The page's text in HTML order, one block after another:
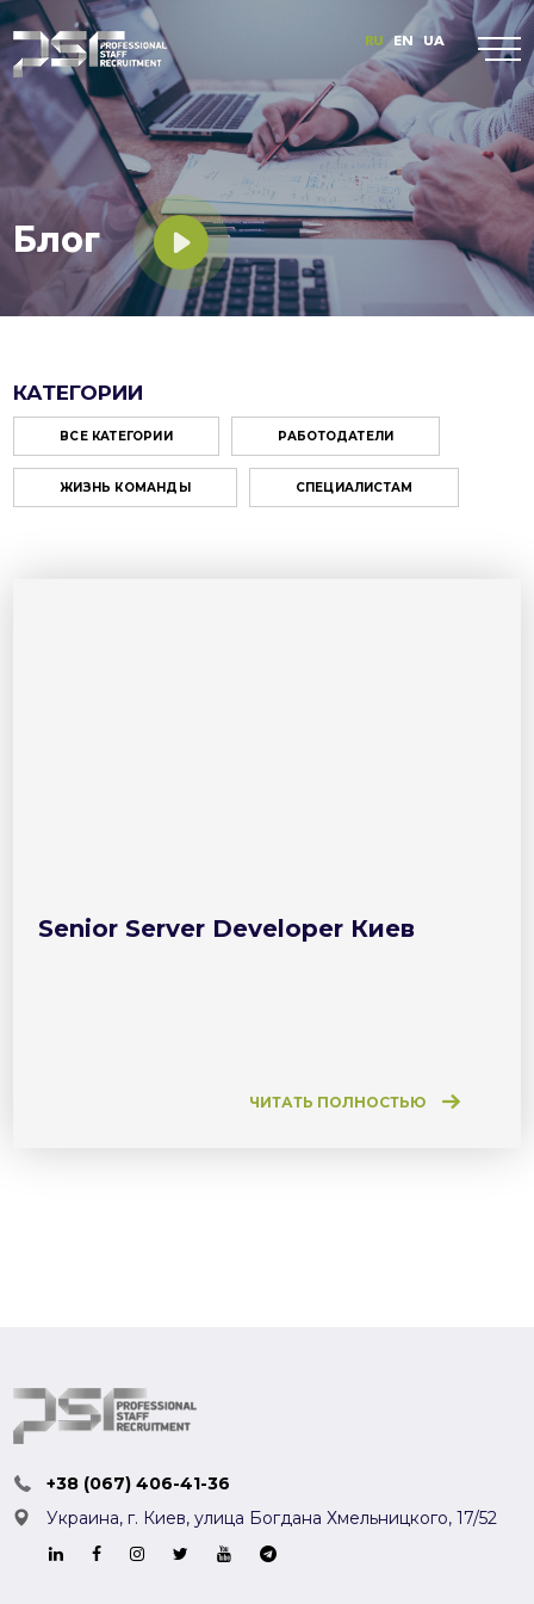
RU EN UA
Блог
КАТЕГОРИИ
ВСЕ КАТЕГОРИИ РАБОТОДАТЕЛИ
ЖИЗНЬ КОМАНДЫ СПЕЦИАЛИСТАМ
Senior Server Developer Киев
ЧИТАТЬ ПОЛНОСТЬЮ
+38 (067) 406-41-36
Украина, г. Киев,улица Богдана Хмельницкого, 17/52